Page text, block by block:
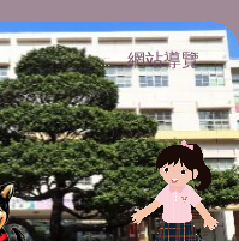
::: 網站導覽